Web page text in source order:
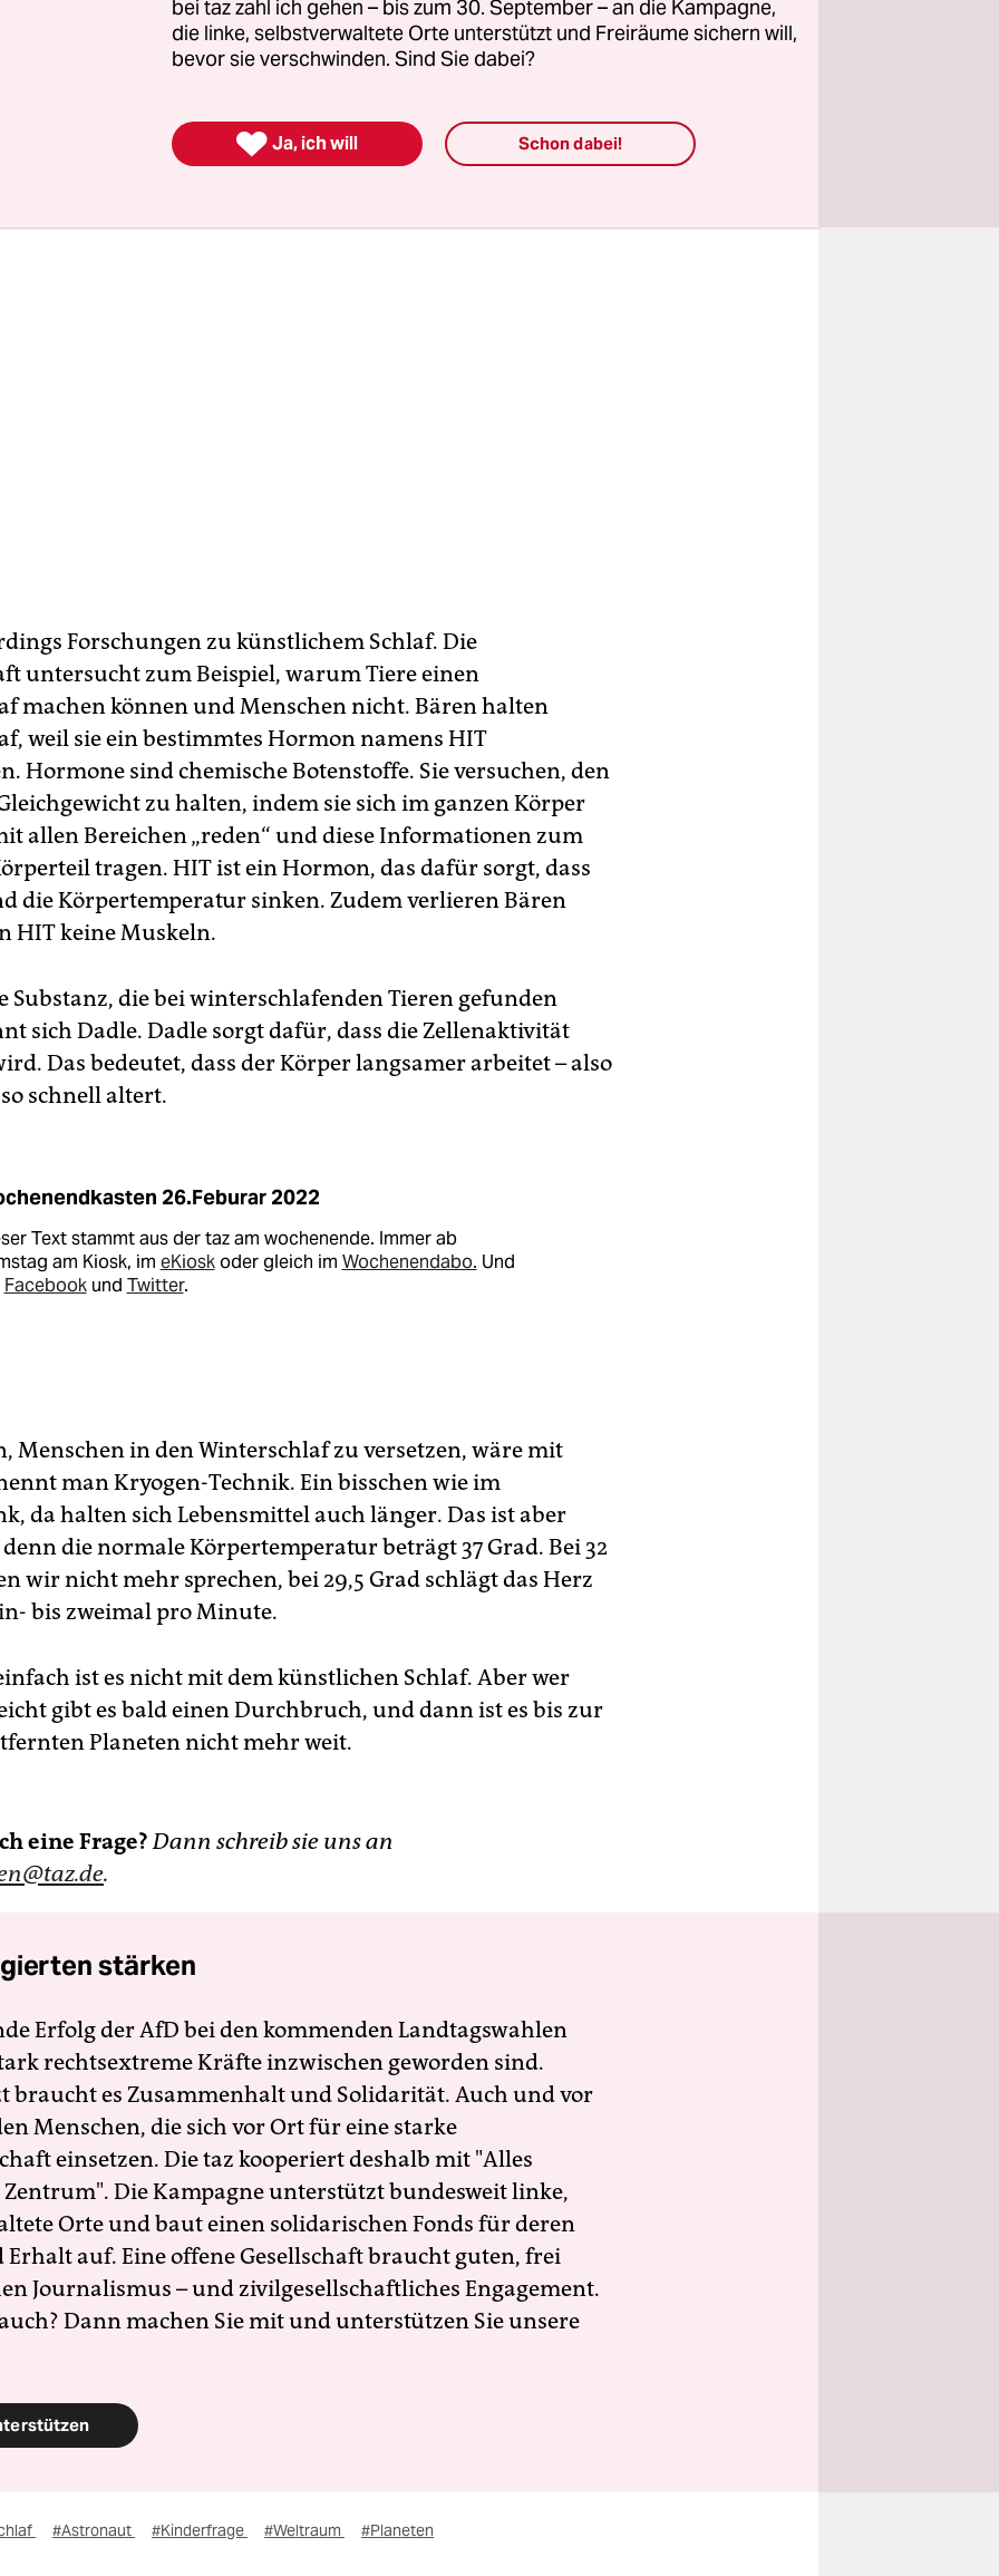
bewegen, bilden sich unsere Muskeln zurück. So ein
schadet auch unserem Gehirn, dann können wir uns
brauchen auch immer Wasser, am besten täglich, sonst
Forschungen zu künstlichem Schlaf. Die
untersucht zum Beispiel, warum Tiere einen
machen können und Menschen nicht. Bären halten
weil sie ein bestimmtes Hormon namens HIT
Hormone sind chemische Botenstoffe. Sie versuchen, den
zu halten, indem sie sich im ganzen Körper
allen Bereichen „reden“ und diese Informationen zum
tragen. HIT ist ein Hormon, das dafür sorgt, dass
die Körpertemperatur sinken. Zudem verlieren Bären
HIT keine Muskeln.
Substanz, die bei winterschlafenden Tieren gefunden
sich Dadle. Dadle sorgt dafür, dass die Zellenaktivität
Das bedeutet, dass der Körper langsamer arbeitet – also
schnell altert.
26.Feburar 2022
Text stammt aus der taz am wochenende. Immer ab
am Kiosk, im eKioskoder gleich im Wochenendabo. Und
Facebookund Twitter.
Menschen in den Winterschlaf zu versetzen, wäre mit
man Kryogen-Technik. Ein bisschen wie im
da halten sich Lebensmittel auch länger. Das ist aber
die normale Körpertemperatur beträgt 37 Grad. Bei 32
wir nicht mehr sprechen, bei 29,5 Grad schlägt das Herz
bis zweimal pro Minute.
ist es nicht mit dem künstlichen Schlaf. Aber wer
gibt es bald einen Durchbruch, und dann ist es bis zur
Planeten nicht mehr weit.
eine Frage?Dann schreib sie uns an
.
stärken
Erfolg der AfD bei den kommenden Landtagswahlen
rechtsextreme Kräfte inzwischen geworden sind.
braucht es Zusammenhalt und Solidarität. Auch und vor
Menschen, die sich vor Ort für eine starke
einsetzen. Die taz kooperiert deshalb mit "Alles
Die Kampagne unterstützt bundesweit linke,
Orte und baut einen solidarischen Fonds für deren
Erhalt auf. Eine offene Gesellschaft braucht guten, frei
Journalismus – und zivilgesellschaftliches Engagement.
Dann machen Sie mit und unterstützen Sie unsere
#Astronaut #Kinderfrage #Weltraum #Planeten
bei taz zahl ich gehen – bis zum 30. September – an die Kampagne,
die linke, selbstverwaltete Orte unterstützt und Freiräume sichern will,
bevor sie verschwinden. Sind Sie dabei?
 Ja, ich will Schon dabei!